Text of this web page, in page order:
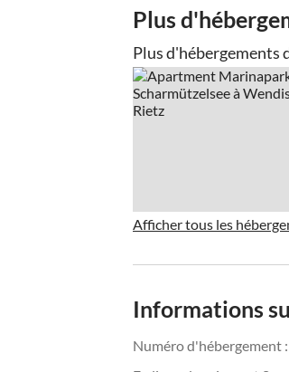
Plus
Plus d'hébergements
Afficher tous les
Informations
Numéro d'hébergement :